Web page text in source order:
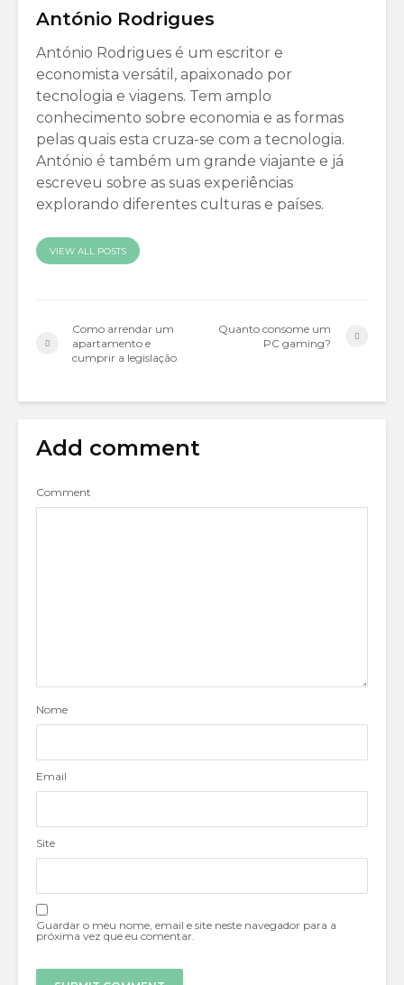
António Rodrigues
António Rodrigues é um escritor e
economista versátil, apaixonado por
tecnologia e viagens. Tem amplo
conhecimento sobre economia e as formas
pelas quais esta cruza-se com a tecnologia.
António é também um grande viajante e já
escreveu sobre as suas experiências
explorando diferentes culturas e países.
VIEW ALL POSTS
Como arrendar um
apartamento e
cumprir a legislação
Quanto consome um
PC gaming?
Add comment
Comment
Nome
Email
Site
Guardar o meu nome, email e site neste navegador para a
próxima vez que eu comentar.